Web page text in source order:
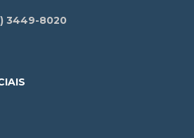
3449-8020